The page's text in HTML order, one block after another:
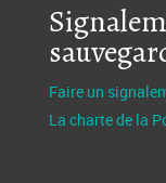
Faire un
La charte de la